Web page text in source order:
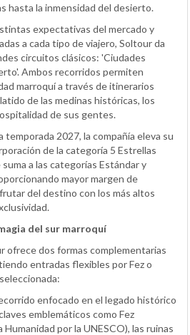
hasta la inmensidad del desierto.
expectativas del mercado y
a cada tipo de viajero, Soltour da
circuitos clásicos: 'Ciudades
Ambos recorridos permiten
marroquí a través de itinerarios
de las medinas históricas, los
de sus gentes.
temporada 2027, la compañía eleva su
de la categoría 5 Estrellas
a las categorías Estándar y
mayor margen de
del destino con los más altos
del sur marroquí
ofrece dos formas complementarias
entradas flexibles por Fez o
enfocado en el legado histórico
emblemáticos como Fez
por la UNESCO), las ruinas